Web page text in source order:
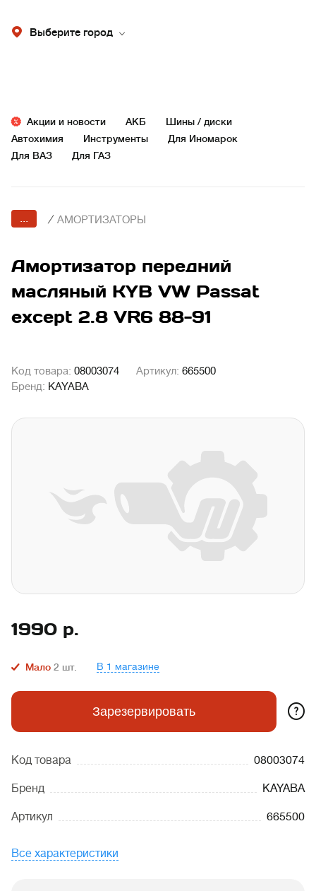
Выберите город
Акции и новости АКБ
Шины / диски
Автохимия
Инструменты
Для Иномарок
Для ВАЗ
Для ГАЗ
... / АМОРТИЗАТОРЫ
Амортизатор передний
масляный KYB VW Passat
except 2.8 VR6 88-91
Код товара: 08003074 Артикул: 665500
Бренд: KAYABA
1990 р.
Мало 2 шт. В 1 магазине
Зарезервировать ?
Код товара 08003074
Бренд KAYABA
Артикул 665500
Все характеристики